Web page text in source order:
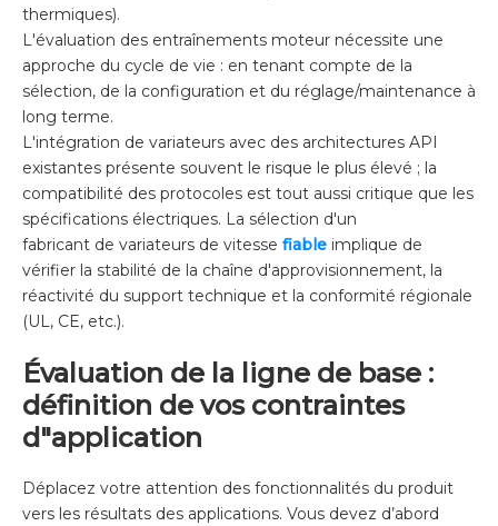
thermiques).
L'évaluation des entraînements moteur nécessite une
approche du cycle de vie : en tenant compte de la
sélection, de la configuration et du réglage/maintenance à
long terme.
L'intégration de variateurs avec des architectures API
existantes présente souvent le risque le plus élevé ; la
compatibilité des protocoles est tout aussi critique que les
spécifications électriques. La sélection d'un
fabricant de variateurs de vitesse fiable implique de
vérifier la stabilité de la chaîne d'approvisionnement, la
réactivité du support technique et la conformité régionale
(UL, CE, etc.).
Évaluation de la ligne de base :
définition de vos contraintes
d"application
Déplacez votre attention des fonctionnalités du produit
vers les résultats des applications. Vous devez d’abord